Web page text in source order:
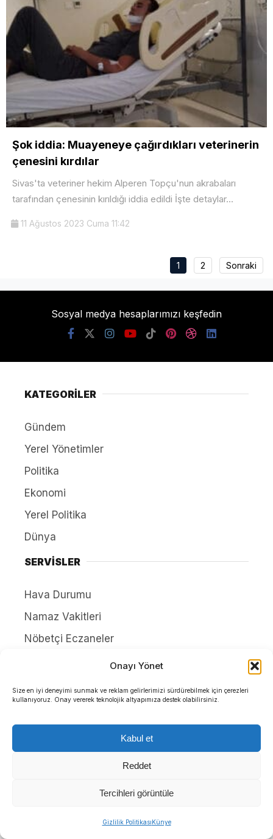
Onayı Yönet
Size en iyi deneyimi sunmak ve reklam gelirlerimizi sürdürebilmek için çerezleri
kullanıyoruz. Onay vererek teknolojik altyapımıza destek olabilirsiniz.
Kabul et
Reddet
Tercihleri görüntüle
Gizlilik PolitikasıKünye
Şok iddia: Muayeneye çağırdıkları veterinerin
çenesini kırdılar
Sivas'ta veteriner hekim Alperen Topçu'nun akrabaları
tarafından çenesinin kırıldığı iddia edildi İşte detaylar...
11 Ağustos 2023 Cuma 11:42
1 2 Sonraki
Sosyal medya hesaplarımızı keşfedin
KATEGORİLER
Gündem
Yerel Yönetimler
Politika
Ekonomi
Yerel Politika
Dünya
SERVİSLER
Hava Durumu
Namaz Vakitleri
Nöbetçi Eczaneler
HAKKIMIZDA